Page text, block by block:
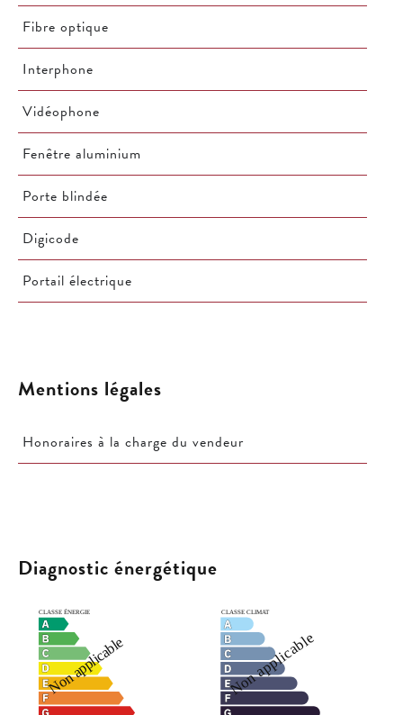
Fibre optique
Interphone
Vidéophone
Fenêtre aluminium
Porte blindée
Digicode
Portail électrique
Mentions légales
Honoraires à la charge du vendeur
Diagnostic énergétique